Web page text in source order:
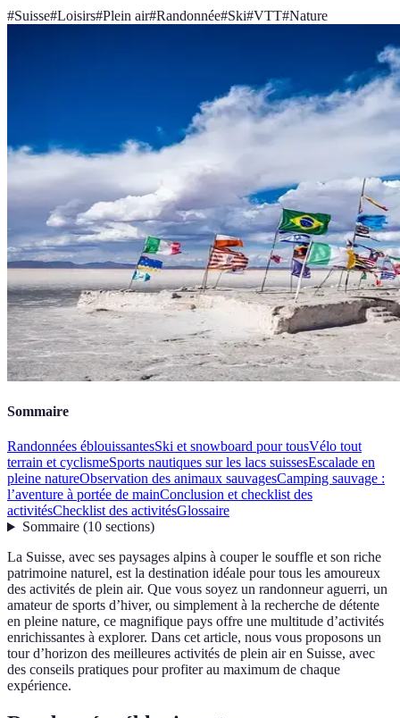
#Suisse#Loisirs#Plein air#Randonnée#Ski#VTT#Nature
Sommaire
Randonnées éblouissantesSki et snowboard pour tousVélo tout
terrain et cyclismeSports nautiques sur les lacs suissesEscalade en
pleine natureObservation des animaux sauvagesCamping sauvage :
l’aventure à portée de mainConclusion et checklist des
activitésChecklist des activitésGlossaire
Sommaire(10 sections)
La Suisse, avec ses paysages alpins à couper le souffle et son riche
patrimoine naturel, est la destination idéale pour tous les amoureux
des activités de plein air. Que vous soyez un randonneur aguerri, un
amateur de sports d’hiver, ou simplement à la recherche de détente
en pleine nature, ce magnifique pays offre une multitude d’activités
enrichissantes à explorer. Dans cet article, nous vous proposons un
tour d’horizon des meilleures activités de plein air en Suisse, avec
des conseils pratiques pour profiter au maximum de chaque
expérience.